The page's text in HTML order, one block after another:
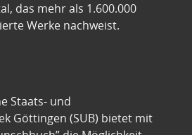
das mehr als 1.600.000
Werke nachweist.
Staats- und
Göttingen (SUB) bietet mit